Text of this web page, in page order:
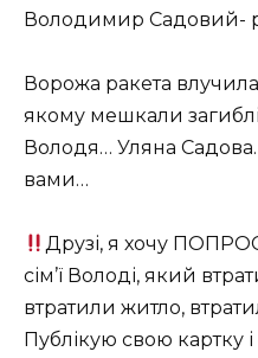
Володимир Садовий-
Ворожа ракета
якому мешкали
Володя… Уляна
вами…
Друзі, я хочу
сім’ї Володі, який
втратили житло,
Публікую свою картку